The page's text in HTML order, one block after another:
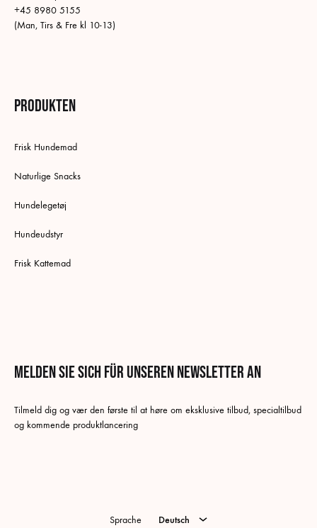
+45 8980 5155
(Man, Tirs & Fre kl 10-13)
Produkten
Frisk Hundemad
Naturlige Snacks
Hundelegetøj
Hundeudstyr
Frisk Kattemad
Melden Sie sich für unseren Newsletter an
Tilmeld dig og vær den første til at høre om eksklusive tilbud, specialtilbud
og kommende produktlancering
Sprache Deutsch
Deutsch
Dänisch